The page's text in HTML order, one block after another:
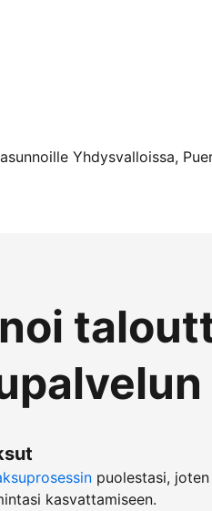
Yhdysvalloissa,
puolestasi,
kasvattamiseen.